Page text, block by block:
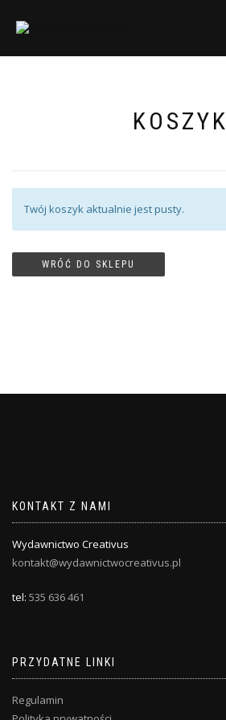
KOSZYK
Twój koszyk aktualnie jest pusty.
WRÓĆ DO SKLEPU
KONTAKT Z NAMI
Wydawnictwo Creativus
kontakt@wydawnictwocreativus.pl
tel: 535 636 461
PRZYDATNE LINKI
Regulamin